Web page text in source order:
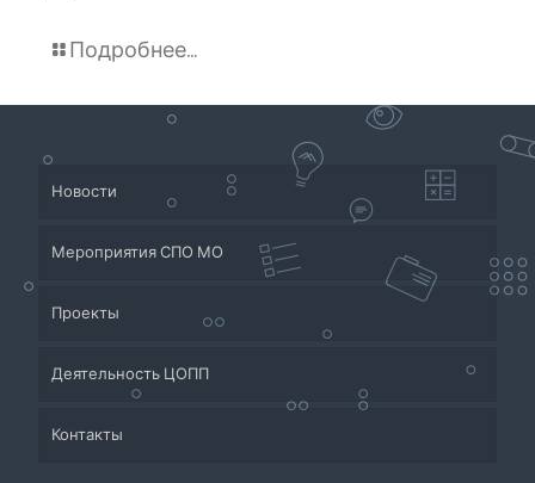
Подробнее...
Новости
Мероприятия СПО МО
Проекты
Приёмная кампания
Система СПО Московской области
Деятельность ЦОПП
Банк партнеров
Контакты